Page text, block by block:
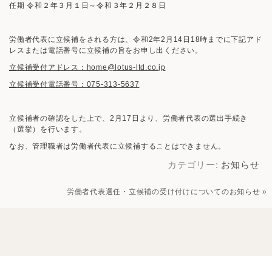
任期 令和２年３月１日～令和３年２月２８日
労働者代表に立候補をされる方は、令和2年2月14日18時までに下記アド
レスまたは電話番号に立候補の旨をお申し出ください。
立候補受付アドレス：home@lotus-ltd.co.jp
立候補受付電話番号：075-313-5637
立候補者の確認をした上で、2月17日より、労働者代表の選出手続き
（選挙）を行います。
なお、管理職者は労働者代表に立候補することはできません。
カテゴリー: お知らせ
労働者代表選任・立候補の受け付けについてのお知らせ »